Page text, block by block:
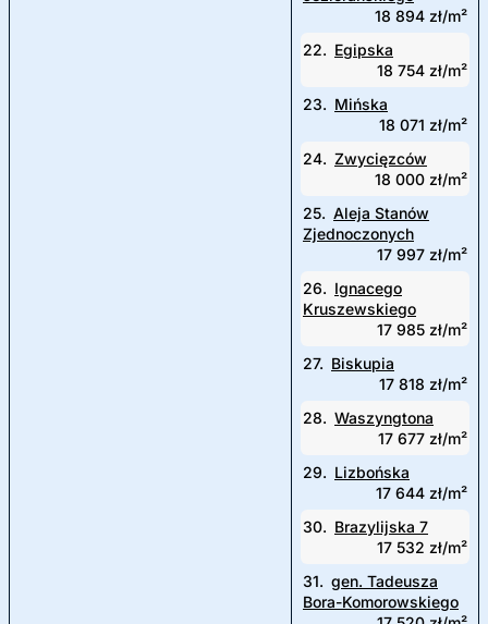
18 894 zł/m²
22. Egipska
18 754 zł/m²
23. Mińska
18 071 zł/m²
24. Zwycięzców
18 000 zł/m²
25. Aleja Stanów
Zjednoczonych
17 997 zł/m²
26. Ignacego
Kruszewskiego
17 985 zł/m²
27. Biskupia
17 818 zł/m²
28. Waszyngtona
17 677 zł/m²
29. Lizbońska
17 644 zł/m²
30. Brazylijska 7
17 532 zł/m²
31. gen. Tadeusza
Bora-Komorowskiego